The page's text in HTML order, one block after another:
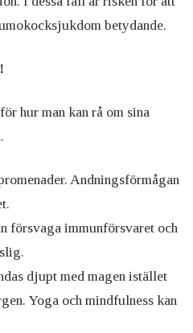
betydande.
hur man kan rå om sina
Andningsförmågan
försvaga immunförsvaret och
djupt med magen istället
Yoga och mindfulness kan